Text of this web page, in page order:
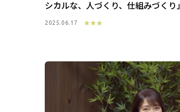
シカルな、人づくり、仕組みづくり」
2025.06.17 ★★★